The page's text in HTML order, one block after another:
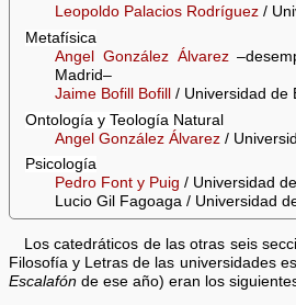
Leopoldo Palacios Rodríguez/
Metafísica
Angel González Álvarez
Madrid–
Jaime Bofill Bofill
/ Universidad de
Ontología y Teología Natural
Angel González Álvarez/
Psicología
Pedro Font y Puig / Universidad
Lucio Gil Fagoaga / Universidad
Los catedráticos de las otras seis
Filosofía y Letras de las universidades
Escalafón de ese año) eran los